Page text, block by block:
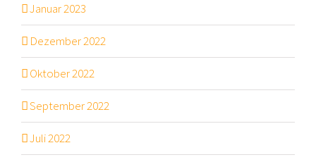
Januar 2023
Dezember 2022
Oktober 2022
September 2022
Juli 2022